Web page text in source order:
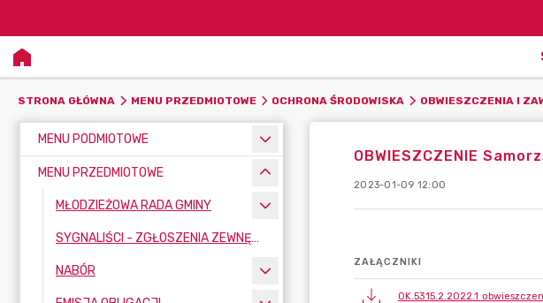
STRONA GŁÓWNA MENU PRZEDMIOTOWE OCHRONA ŚRODOWISKA OBWIESZCZENIA I
MENU PODMIOTOWE
MENU PRZEDMIOTOWE
MŁODZIEŻOWA RADA GMINY
SYGNALIŚCI - ZGŁOSZENIA ZEWNĘTRZNE
NABÓR
OBWIESZCZENIE
2023-01-09 12:00
ZAŁĄCZNIKI
OK.5315.2.2022.1